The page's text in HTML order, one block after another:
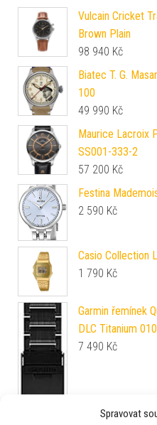
Spravovat
Vulcain Cricket
Brown Plain
98 940 Kč
Biatec T. G.
100
49 990 Kč
Maurice Lacroix
SS001-333-2
57 200 Kč
Festina
2 590 Kč
Casio Collection
1 790 Kč
Garmin řemínek
DLC Titanium
7 490 Kč